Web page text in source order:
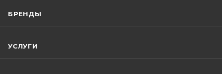
БРЕНДЫ
УСЛУГИ